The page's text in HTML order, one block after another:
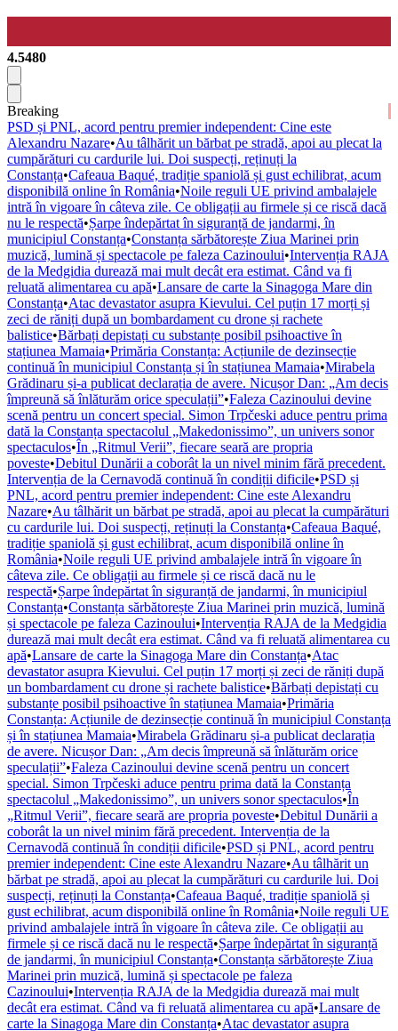
4.5480
Breaking
PSD și PNL, acord pentru premier independent: Cine este
Alexandru Nazare•Au tâlhărit un bărbat pe stradă, apoi au plecat la
cumpărături cu cardurile lui. Doi suspecți, reținuți la
Constanța•Cafeaua Baqué, tradiție spaniolă și gust echilibrat, acum
disponibilă online în România•Noile reguli UE privind ambalajele
intră în vigoare în câteva zile. Ce obligații au firmele și ce riscă dacă
nu le respectă•Șarpe îndepărtat în siguranță de jandarmi, în
municipiul Constanța•Constanța sărbătorește Ziua Marinei prin
muzică, lumină și spectacole pe faleza Cazinoului•Intervenția RAJA
de la Medgidia durează mai mult decât era estimat. Când va fi
reluată alimentarea cu apă•Lansare de carte la Sinagoga Mare din
Constanța•Atac devastator asupra Kievului. Cel puțin 17 morți și
zeci de răniți după un bombardament cu drone și rachete
balistice•Bărbați depistați cu substanțe posibil psihoactive în
stațiunea Mamaia•Primăria Constanța: Acțiunile de dezinsecție
continuă în municipiul Constanța și în stațiunea Mamaia•Mirabela
Grădinaru și-a publicat declarația de avere. Nicușor Dan: „Am decis
împreună să înlăturăm orice speculații”•Faleza Cazinoului devine
scenă pentru un concert special. Simon Trpčeski aduce pentru prima
dată la Constanța spectacolul „Makedonissimo”, un univers sonor
spectaculos•În „Ritmul Verii”, fiecare seară are propria
poveste•Debitul Dunării a coborât la un nivel minim fără precedent.
Intervenția de la Cernavodă continuă în condiții dificile•PSD și
PNL, acord pentru premier independent: Cine este Alexandru
Nazare•Au tâlhărit un bărbat pe stradă, apoi au plecat la cumpărături
cu cardurile lui. Doi suspecți, reținuți la Constanța•Cafeaua Baqué,
tradiție spaniolă și gust echilibrat, acum disponibilă online în
România•Noile reguli UE privind ambalajele intră în vigoare în
câteva zile. Ce obligații au firmele și ce riscă dacă nu le
respectă•Șarpe îndepărtat în siguranță de jandarmi, în municipiul
Constanța•Constanța sărbătorește Ziua Marinei prin muzică, lumină
și spectacole pe faleza Cazinoului•Intervenția RAJA de la Medgidia
durează mai mult decât era estimat. Când va fi reluată alimentarea cu
apă•Lansare de carte la Sinagoga Mare din Constanța•Atac
devastator asupra Kievului. Cel puțin 17 morți și zeci de răniți după
un bombardament cu drone și rachete balistice•Bărbați depistați cu
substanțe posibil psihoactive în stațiunea Mamaia•Primăria
Constanța: Acțiunile de dezinsecție continuă în municipiul Constanța
și în stațiunea Mamaia•Mirabela Grădinaru și-a publicat declarația
de avere. Nicușor Dan: „Am decis împreună să înlăturăm orice
speculații”•Faleza Cazinoului devine scenă pentru un concert
special. Simon Trpčeski aduce pentru prima dată la Constanța
spectacolul „Makedonissimo”, un univers sonor spectaculos•În
„Ritmul Verii”, fiecare seară are propria poveste•Debitul Dunării a
coborât la un nivel minim fără precedent. Intervenția de la
Cernavodă continuă în condiții dificile•PSD și PNL, acord pentru
premier independent: Cine este Alexandru Nazare•Au tâlhărit un
bărbat pe stradă, apoi au plecat la cumpărături cu cardurile lui. Doi
suspecți, reținuți la Constanța•Cafeaua Baqué, tradiție spaniolă și
gust echilibrat, acum disponibilă online în România•Noile reguli UE
privind ambalajele intră în vigoare în câteva zile. Ce obligații au
firmele și ce riscă dacă nu le respectă•Șarpe îndepărtat în siguranță
de jandarmi, în municipiul Constanța•Constanța sărbătorește Ziua
Marinei prin muzică, lumină și spectacole pe faleza
Cazinoului•Intervenția RAJA de la Medgidia durează mai mult
decât era estimat. Când va fi reluată alimentarea cu apă•Lansare de
carte la Sinagoga Mare din Constanța•Atac devastator asupra